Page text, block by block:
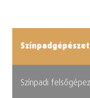
Színpadi